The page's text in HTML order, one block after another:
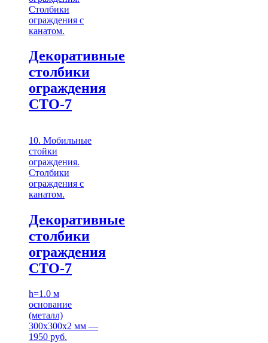
Столбики
ограждения с
канатом.
Декоративные
столбики
ограждения
СТО-7
10. Мобильные
стойки
ограждения.
Столбики
ограждения с
канатом.
Декоративные
столбики
ограждения
СТО-7
h=1.0 м
основание
(металл)
300х300х2 мм —
1950 руб.